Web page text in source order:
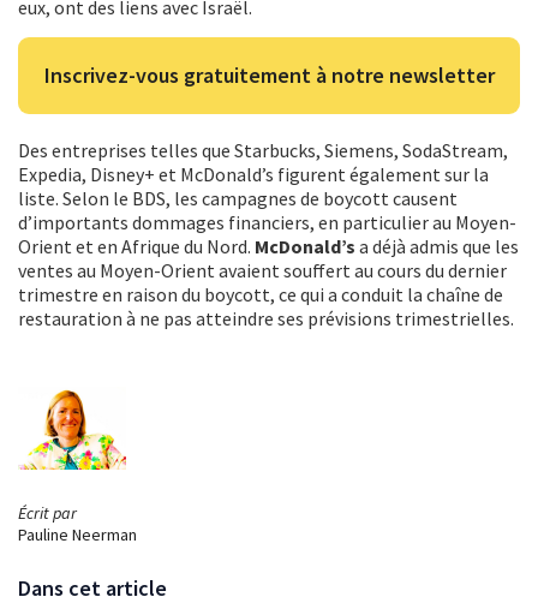
Écrit par
Pauline Neerman
Dans cet article
eux, ont des liens avec Israël.
Inscrivez-vous gratuitement à notre newsletter
Des entreprises telles que Starbucks, Siemens, SodaStream,
Expedia, Disney+ et McDonald’s figurent également sur la
liste. Selon le BDS, les campagnes de boycott causent
d’importants dommages financiers, en particulier au Moyen-
Orient et en Afrique du Nord. McDonald’s a déjà admis que les
ventes au Moyen-Orient avaient souffert au cours du dernier
trimestre en raison du boycott, ce qui a conduit la chaîne de
restauration à ne pas atteindre ses prévisions trimestrielles.